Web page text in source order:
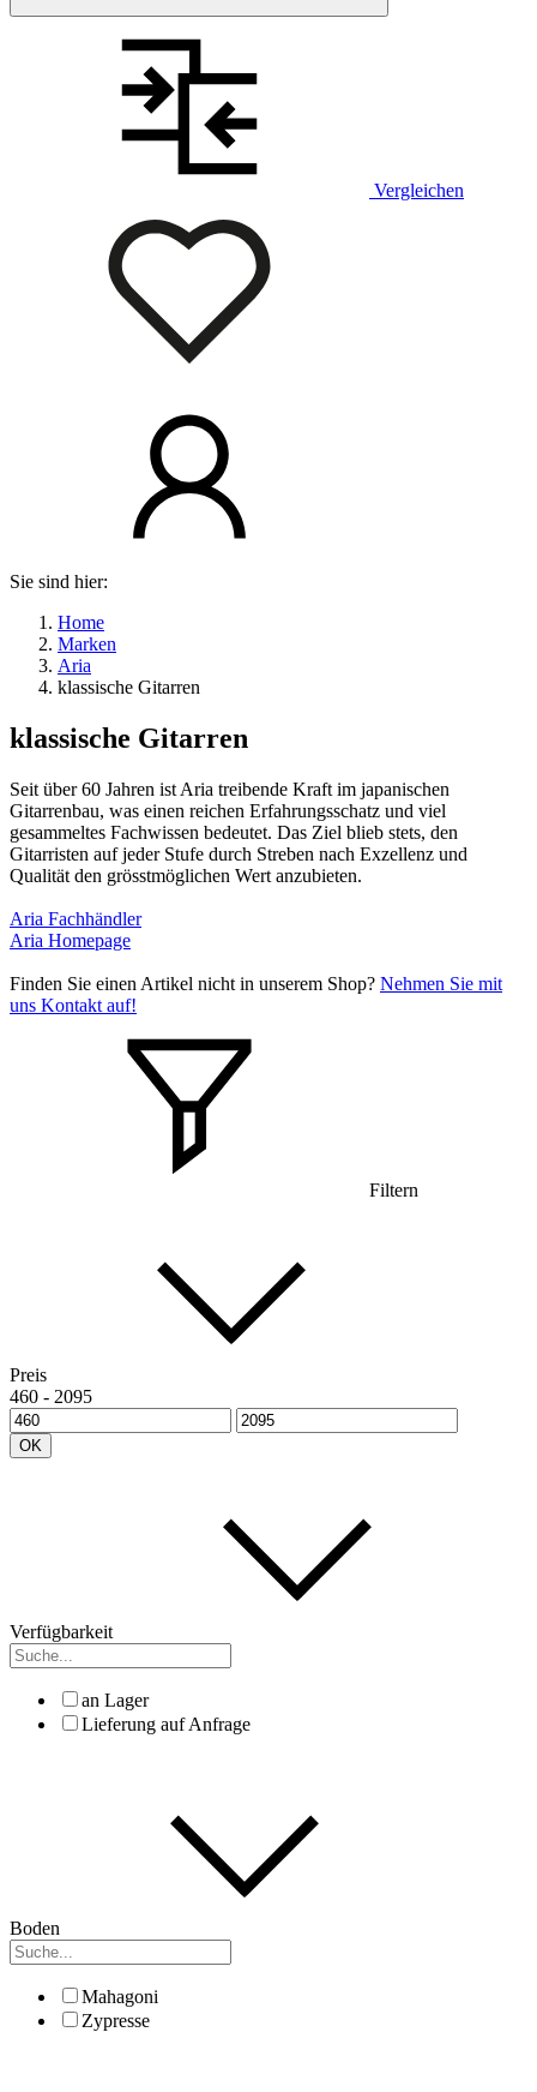
Vergleichen
Sie sind hier:
Home
Marken
Aria
klassische Gitarren
klassische Gitarren
Seit über 60 Jahren ist Aria treibende Kraft im japanischen
Gitarrenbau, was einen reichen Erfahrungsschatz und viel
gesammeltes Fachwissen bedeutet. Das Ziel blieb stets, den
Gitarristen auf jeder Stufe durch Streben nach Exzellenz und
Qualität den grösstmöglichen Wert anzubieten.
Aria Fachhändler
Aria Homepage
Finden Sie einen Artikel nicht in unserem Shop? Nehmen Sie mit
uns Kontakt auf!
Filtern
Preis
460 - 2095
OK
Verfügbarkeit
an Lager
Lieferung auf Anfrage
Boden
Mahagoni
Zypresse